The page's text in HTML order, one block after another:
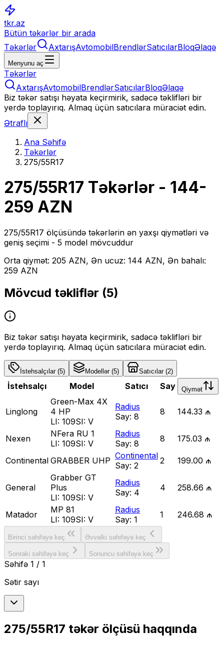
tkr.az
Bütün təkərlər bir arada
Təkərlər
AxtarışAvtomobilBrendlərSatıcılarBloqƏlaqə
Menyunu aç
Təkərlər
AxtarışAvtomobilBrendlərSatıcılarBloqƏlaqə
Biz təkər satışı həyata keçirmirik, sadəcə təklifləri bir
yerdə toplayırıq. Almaq üçün satıcılara müraciət edin.
Ətraflı
Ana Səhifə
Təkərlər
275/55R17
275/55R17 Təkərlər - 144-
259 AZN
275/55R17 ölçüsündə təkərlərin ən yaxşı qiymətləri və
geniş seçimi - 5 model mövcuddur
Orta qiymət: 205 AZN, Ən ucuz: 144 AZN, Ən bahalı:
259 AZN
Mövcud təkliflər (5)
Biz təkər satışı həyata keçirmirik, sadəcə təklifləri bir
yerdə toplayırıq. Almaq üçün satıcılara müraciət edin.
İstehsalçılar(5) Modellər(5) Satıcılar(2)
İstehsalçı Model Satıcı Say Qiymət
Linglong
Green-Max 4X
4 HP
LI: 109SI: V
Radius
Say: 8 8 144.33 ₼
Nexen
NFera RU 1
LI: 109SI: V
Radius
Say: 8 8 175.03 ₼
Continental GRABBER UHP Continental
Say: 2 2 199.00 ₼
General
Grabber GT
Plus
LI: 109SI: V
Radius
Say: 4 4 258.66 ₼
Matador
MP 81
LI: 109SI: V
Radius
Say: 1 1 246.68 ₼
Birinci səhifəyə keç Əvvəlki səhifəyə keç
Sonraki səhifəyə keç Sonuncu səhifəyə keç
Səhifə 1 / 1
Sətir sayı
275/55R17 təkər ölçüsü haqqında